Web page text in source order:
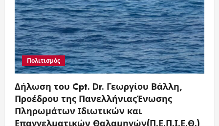
Πολιτισμός
Δήλωση του Cpt. Dr. Γεωργίου Βάλλη,
Προέδρου της ΠανελλήνιαςΈνωσης
Πληρωμάτων Ιδιωτικών και
Επαγγελματικών Θαλαμηγών(Π.Ε.Π.Ι.Ε.Θ.)